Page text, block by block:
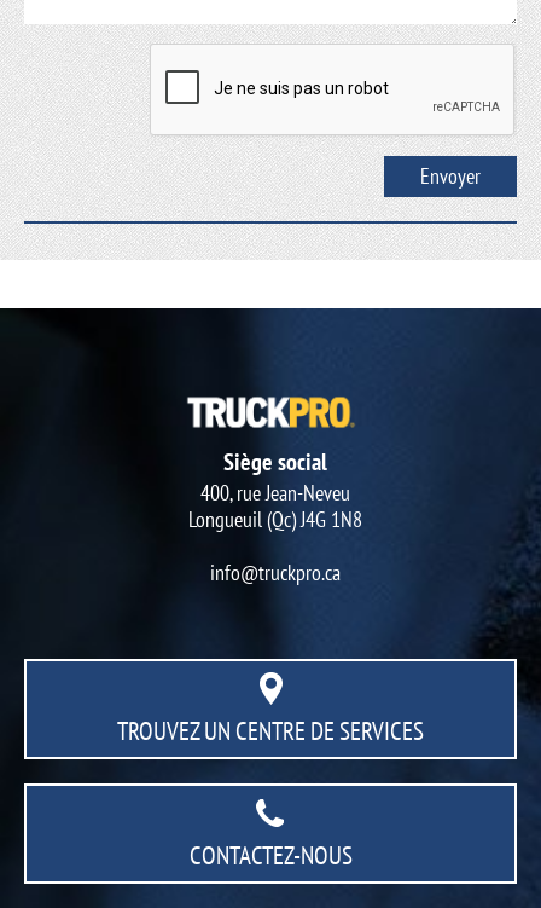
Siège social
400, rue Jean-Neveu
Longueuil (Qc) J4G 1N8
info@truckpro.ca
TROUVEZ UN CENTRE DE SERVICES
CONTACTEZ-NOUS